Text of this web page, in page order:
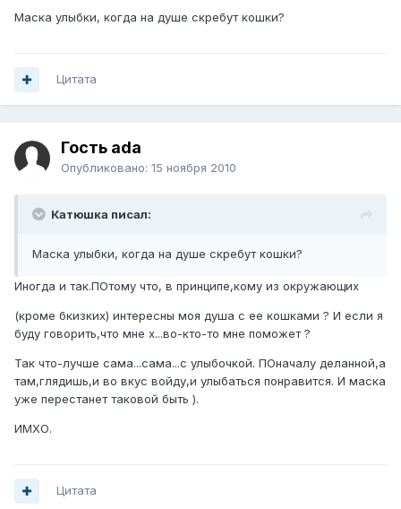
Маска улыбки, когда на душе скребут кошки?
Цитата
Гость ada
Опубликовано: 15 ноября 2010
Катюшка писал:
Маска улыбки, когда на душе скребут кошки?
Иногда и так.ПОтому что, в принципе,кому из окружающих
(кроме бкизких) интересны моя душа с ее кошками ? И если я
буду говорить,что мне х...во-кто-то мне поможет ?
Так что-лучше сама...сама...с улыбочкой. ПОначалу деланной,а
там,глядишь,и во вкус войду,и улыбаться понравится. И маска
уже перестанет таковой быть ).
ИМХО.
Цитата